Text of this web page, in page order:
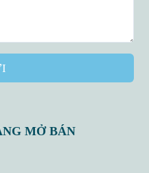
MỞ BÁN